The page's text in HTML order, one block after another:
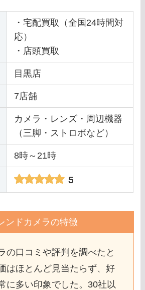
・宅配買取（全国24時間対
応）
・店頭買取
目黒店
7店舗
カメラ・レンズ・周辺機器
（三脚・ストロボなど）
8時～21時
5
ンドカメラの特徴
の口コミや評判を調べたと
はほとんど見当たらず、好
に多い印象でした。30社以